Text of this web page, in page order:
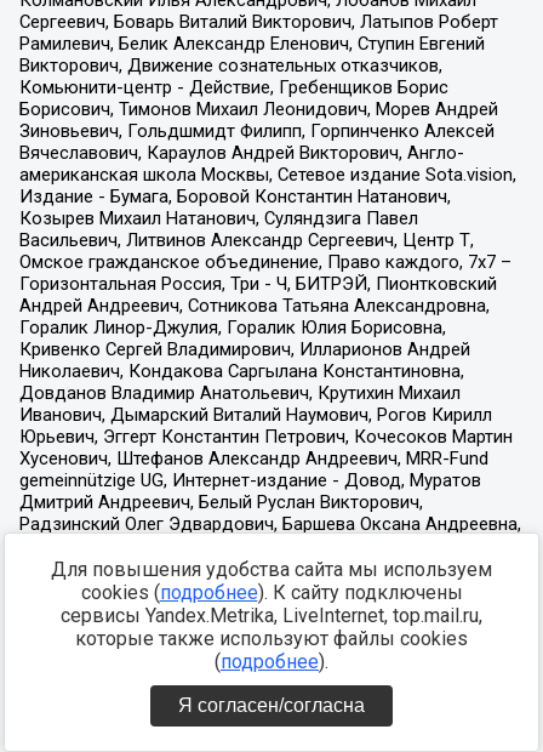
Для повышения удобства сайта мы используем
cookies (подробнее). К сайту подключены
сервисы Yandex.Metrika, LiveInternet, top.mail.ru,
которые также используют файлы cookies
(подробнее).
Я согласен/согласна